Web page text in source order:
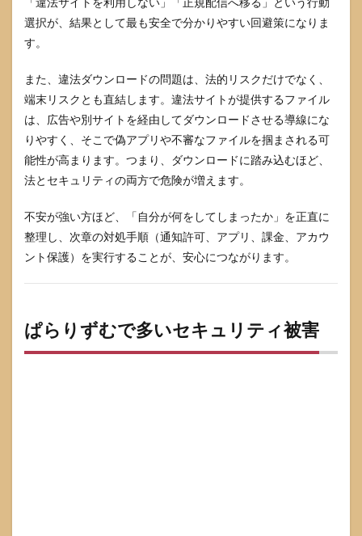
選択が、結果として最も安全で分かりやすい回避策になりま
す。
また、違法ダウンロードの問題は、法的リスクだけでなく、
端末リスクとも直結します。違法サイトが提供するファイル
は、広告や別サイトを経由してダウンロードさせる導線にな
りやすく、そこで偽アプリや不審なファイルを掴まされる可
能性が高まります。つまり、ダウンロードに踏み込むほど、
法とセキュリティの両方で危険が増えます。
不安が強い方ほど、「自分が何をしてしまったか」を正直に
整理し、次章の対処手順（通知許可、アプリ、課金、アカウ
ント保護）を実行することが、安心につながります。
ぱらりずむで多いセキュリティ被害